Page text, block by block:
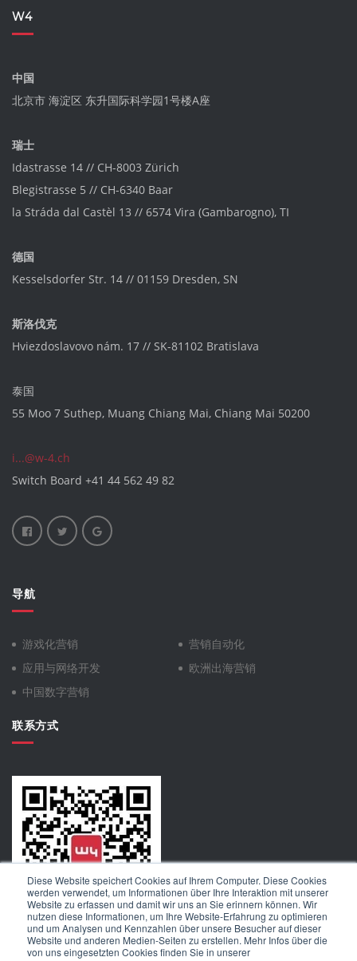
Diese Website speichert Cookies auf Ihrem Computer. Diese Cookies
werden verwendet, um Informationen über Ihre Interaktion mit unserer
Website zu erfassen und damit wir uns an Sie erinnern können. Wir
nutzen diese Informationen, um Ihre Website-Erfahrung zu optimieren
und um Analysen und Kennzahlen über unsere Besucher auf dieser
Website und anderen Medien-Seiten zu erstellen. Mehr Infos über die
von uns eingesetzten Cookies finden Sie in unserer
W4
中国
北京市 海淀区 东升国际科学园1号楼A座
瑞士
Idastrasse 14 // CH-8003 Zürich
Blegistrasse 5 // CH-6340 Baar
la Stráda dal Castèl 13 // 6574 Vira (Gambarogno), TI
德国
Kesselsdorfer Str. 14 // 01159 Dresden, SN
斯洛伐克
Hviezdoslavovo nám. 17 // SK-81102 Bratislava
泰国
55 Moo 7 Suthep, Muang Chiang Mai, Chiang Mai 50200
i...@w-4.ch
Switch Board +41 44 562 49 82
导航
游戏化营销
营销自动化
应用与网络开发
欧洲出海营销
中国数字营销
联系方式
扫码关注W4公众号，了解更多资讯